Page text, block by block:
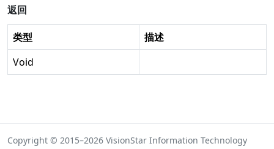
返回
类型
描述
Void
Copyright © 2015–2026 VisionStar Information Technology